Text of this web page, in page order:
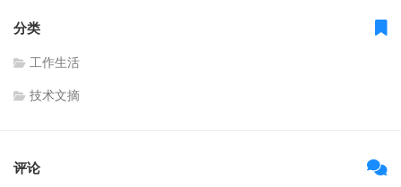
分类
工作生活
技术文摘
评论